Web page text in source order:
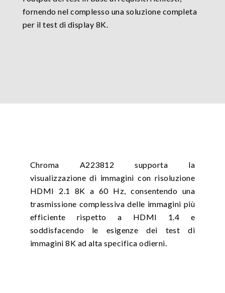
fornendo nel complesso una soluzione completa
per il test di display 8K.
Chroma A223812 supporta la
visualizzazione di immagini con risoluzione
HDMI 2.1 8K a 60 Hz, consentendo una
trasmissione complessiva delle immagini più
efficiente rispetto a HDMI 1.4 e
soddisfacendo le esigenze dei test di
immagini 8K ad alta specifica odierni.